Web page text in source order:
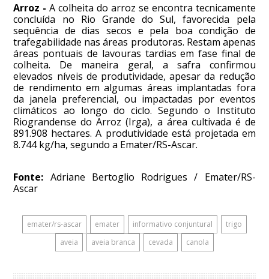
Arroz - A colheita do arroz se encontra tecnicamente
concluída no Rio Grande do Sul, favorecida pela
sequência de dias secos e pela boa condição de
trafegabilidade nas áreas produtoras. Restam apenas
áreas pontuais de lavouras tardias em fase final de
colheita. De maneira geral, a safra confirmou
elevados níveis de produtividade, apesar da redução
de rendimento em algumas áreas implantadas fora
da janela preferencial, ou impactadas por eventos
climáticos ao longo do ciclo. Segundo o Instituto
Riograndense do Arroz (Irga), a área cultivada é de
891.908 hectares. A produtividade está projetada em
8.744 kg/ha, segundo a Emater/RS-Ascar.
Fonte: Adriane Bertoglio Rodrigues / Emater/RS-
Ascar
emater/rs-ascar emater informativo conjuntural
trigo
aveia
aveia branca cevada canola